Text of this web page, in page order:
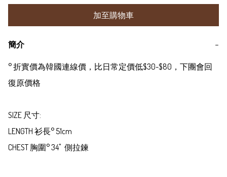
加至購物車
簡介 −
° 折實價為韓國連線價，比日常定價低$30-$80，下團會回
復原價格
SIZE 尺寸:
LENGTH 衫長° 51cm
CHEST 胸圍° 34"  側拉鍊